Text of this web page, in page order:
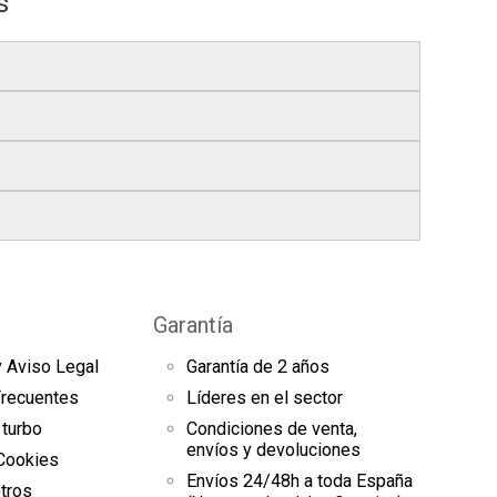
finales.
a continuación).
condiciones generales
del pedido para que puedas
Aviso Legal
Garantía
Garantía de 2 años
Líderes en el sector
Condiciones de venta,
envíos y devoluciones
Envíos 24/48h a toda España